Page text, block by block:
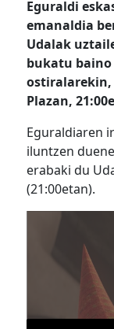
Eguraldi
emanaldia
Udalak
bukatu
ostiralarekin,
Plazan,
Eguraldiaren
iluntzen
erabaki du
(21:00etan).